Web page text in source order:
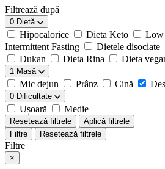
Filtrează după
0 Dietă
Hipocalorice Dieta Keto
Low
Intermittent Fasting
Dietele disociate
Dukan
Dieta Rina Dieta
1 Masă
Mic dejun Prânz Cină
0 Dificultate
Ușoară Medie
Resetează filtrele
Aplică filtrele
Filtre
Resetează filtrele
Filtre
×